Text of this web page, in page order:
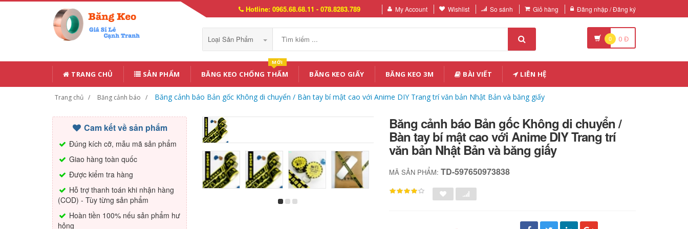
Hotline: 0965.68.68.11 - 078.8283.789 My Account Wishlist So sánh Giỏ hàng Đăng nhập / Đăng ký
Loại Sản Phẩm 0 0 Đ
TRANG CHỦ SẢN PHẨM BĂNG KEO CHỐNG THẤM
MỚI
BĂNG KEO GIẤY BĂNG KEO 3M BÀI VIẾT LIÊN HỆ
Trang chủ Băng cảnh báo Băng cảnh báo Bản gốc Không di chuyển / Bàn tay bí mật cao với Anime DIY Trang trí văn bản Nhật Bản và băng giấy
Cam kết về sản phẩm
Đúng kích cỡ, mẫu mã sản phẩm
Giao hàng toàn quốc
Được kiểm tra hàng
Hỗ trợ thanh toán khi nhận hàng
(COD) - Tùy từng sản phẩm
Hoàn tiền 100% nếu sản phẩm hư
hỏng
Băng cảnh báo Bản gốc Không di chuyển /
Bàn tay bí mật cao với Anime DIY Trang trí
văn bản Nhật Bản và băng giấy
MÃ SẢN PHẨM:TD-597650973838